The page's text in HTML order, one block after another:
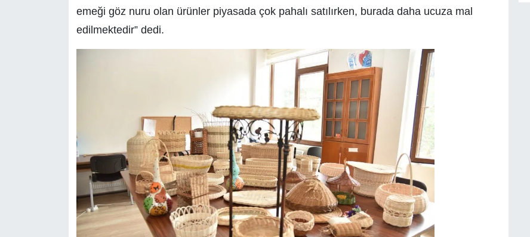
emeği göz nuru olan ürünler piyasada çok pahalı satılırken, burada daha ucuza mal
edilmektedir” dedi.